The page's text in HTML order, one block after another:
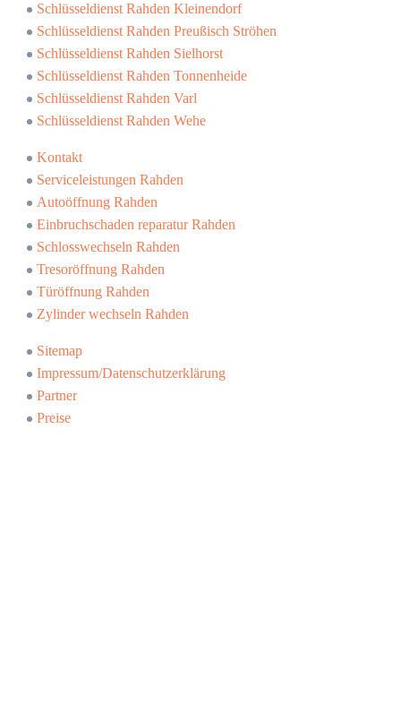
Schlüsseldienst Rahden Kleinendorf
Schlüsseldienst Rahden Preußisch Ströhen
Schlüsseldienst Rahden Sielhorst
Schlüsseldienst Rahden Tonnenheide
Schlüsseldienst Rahden Varl
Schlüsseldienst Rahden Wehe
Kontakt
Serviceleistungen Rahden
Autoöffnung Rahden
Einbruchschaden reparatur Rahden
Schlosswechseln Rahden
Tresoröffnung Rahden
Türöffnung Rahden
Zylinder wechseln Rahden
Sitemap
Impressum/Datenschutzerklärung
Partner
Preise